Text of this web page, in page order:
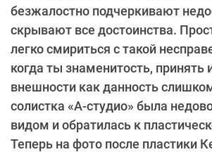
безжалостно подчеркивают
скрывают все достоинства.
легко смириться с такой
когда ты знаменитость, принять
внешности как данность
солистка «А-студио» была
видом и обратилась к
Теперь на фото после пластики